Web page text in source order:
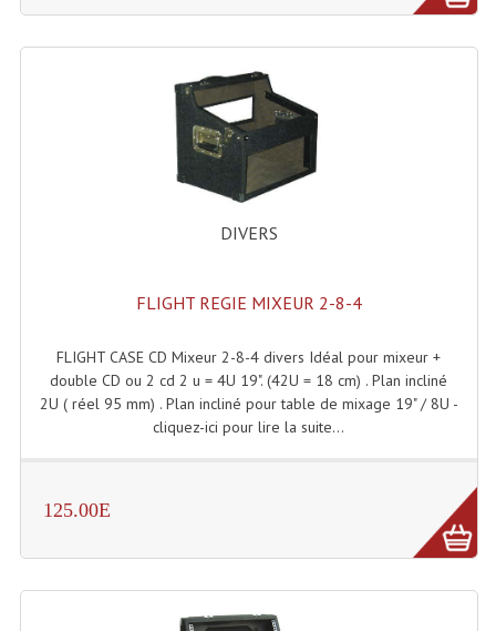
Enceintes Amplifiées Actives
Enceintes, Système Amplifiés
Enceintes Passives Sono
Retours De Scène
Caisson De Basse Amplifié
Enceintes (Ecoutes De Studio)
Enceintes Autonomes Portables Amplifiées
Haut-Parleurs Moteurs Tweeters Filtres
DIVERS
FLIGHT REGIE MIXEUR 2-8-4
FLIGHT CASE CD Mixeur 2-8-4 divers Idéal pour mixeur +
double CD ou 2 cd 2 u = 4U 19". (42U = 18 cm) . Plan incliné
2U ( réel 95 mm) . Plan incliné pour table de mixage 19" / 8U -
cliquez-ici pour lire la suite...
125.00E